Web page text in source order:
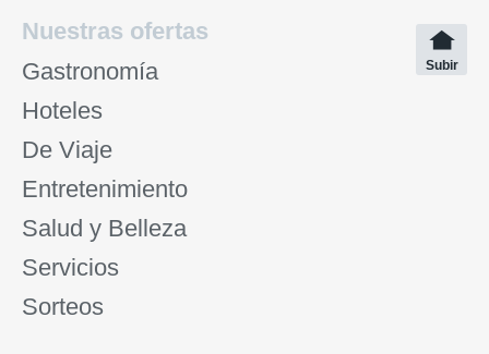
Nuestras ofertas
Gastronomía
Hoteles
De Viaje
Entretenimiento
Salud y Belleza
Servicios
Sorteos
Subir